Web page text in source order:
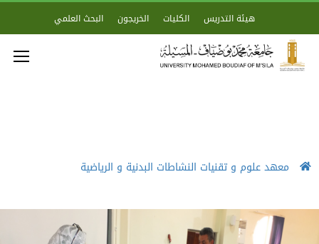
هيئة التدريس الكليات الخريجون البحث العلمي
معهد علوم و تقنيات النشاطات البدنية و الرياضية